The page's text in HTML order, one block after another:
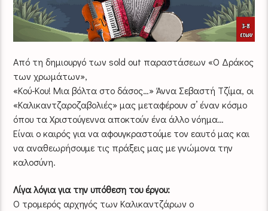
Από τη δημιουργό των sold out παραστάσεων «Ο Δράκος
των χρωμάτων»,
«Κού-Κου! Μια βόλτα στο δάσος…» Άννα Σεβαστή Τζίμα, οι
«Καλικαντζαροζαβολιές» μας μεταφέρουν σ’ έναν κόσμο
όπου τα Χριστούγεννα αποκτούν ένα άλλο νόημα…
Είναι ο καιρός για να αφουγκραστούμε τον εαυτό μας και
να αναθεωρήσουμε τις πράξεις μας με γνώμονα την
καλοσύνη.
Λίγα λόγια για την υπόθεση του έργου:
Ο τρομερός αρχηγός των Καλικαντζάρων ο